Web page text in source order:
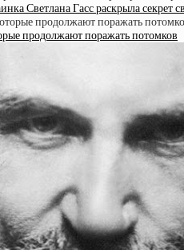
Светлана Гасс раскрыла секрет
продолжают поражать потомков